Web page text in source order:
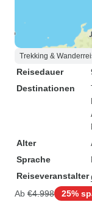
Trekking &
Reisedauer
Destinationen
Alter
Sprache
Reiseveranstalter
Ab €4.998 25%